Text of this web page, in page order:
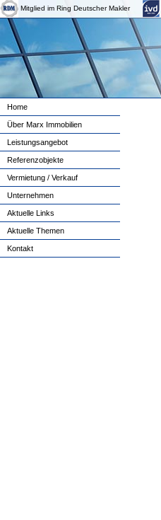
Mitglied im Ring Deutscher Makler
Home
Über Marx Immobilien
Leistungsangebot
Referenzobjekte
Vermietung / Verkauf
Unternehmen
Aktuelle Links
Aktuelle Themen
Kontakt